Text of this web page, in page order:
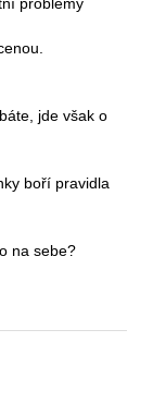
problémy
jde však o
boří pravidla
na sebe?